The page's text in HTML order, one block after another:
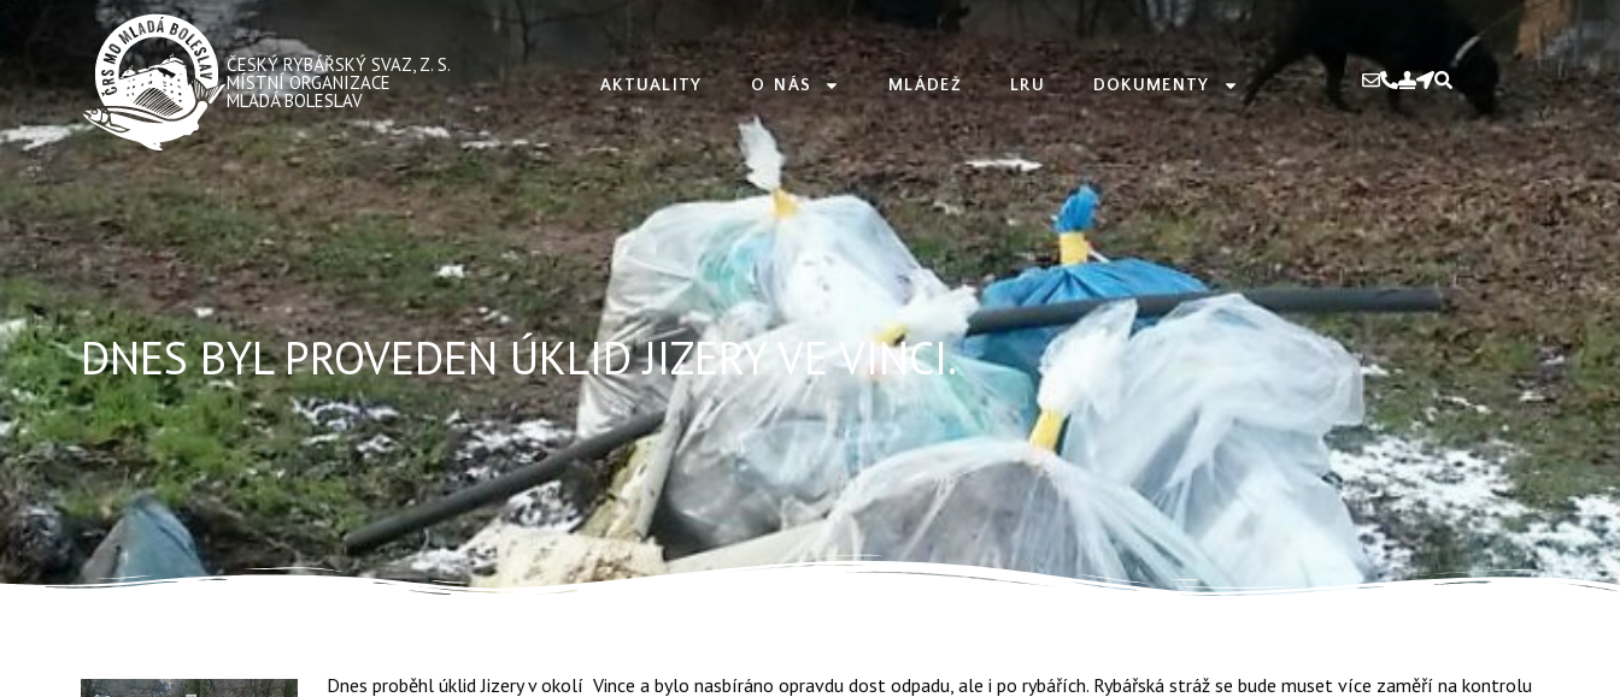
ČESKÝ RYBÁŘSKÝ SVAZ, Z. S.
MÍSTNÍ ORGANIZACE
MLADÁ BOLESLAV
AKTUALITY O NÁS MLÁDEŽ LRU DOKUMENTY
DNES BYL PROVEDEN ÚKLID JIZERY VE VINCI.
Dnes proběhl úklid Jizery v okolí Vince a bylo nasbíráno opravdu dost odpadu, ale i po rybářích. Rybářská stráž se bude muset více zaměří na kontrolu